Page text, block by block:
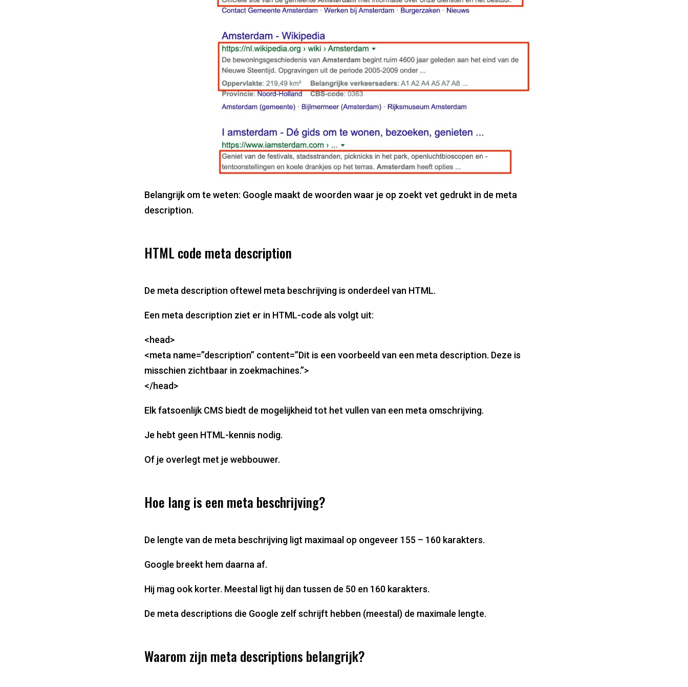
Belangrijk om te weten: Google maakt de woorden waar je op zoekt vet gedrukt in de meta
description.
HTML code meta description
De meta description oftewel meta beschrijving is onderdeel van HTML.
Een meta description ziet er in HTML-code als volgt uit:
<head>
<meta name=”description” content=”Dit is een voorbeeld van een meta description. Deze is
misschien zichtbaar in zoekmachines.”>
</head>
Elk fatsoenlijk CMS biedt de mogelijkheid tot het vullen van een meta omschrijving.
Je hebt geen HTML-kennis nodig.
Of je overlegt met je webbouwer.
Hoe lang is een meta beschrijving?
De lengte van de meta beschrijving ligt maximaal op ongeveer 155 – 160 karakters.
Google breekt hem daarna af.
Hij mag ook korter. Meestal ligt hij dan tussen de 50 en 160 karakters.
De meta descriptions die Google zelf schrijft hebben (meestal) de maximale lengte.
Waarom zijn meta descriptions belangrijk?